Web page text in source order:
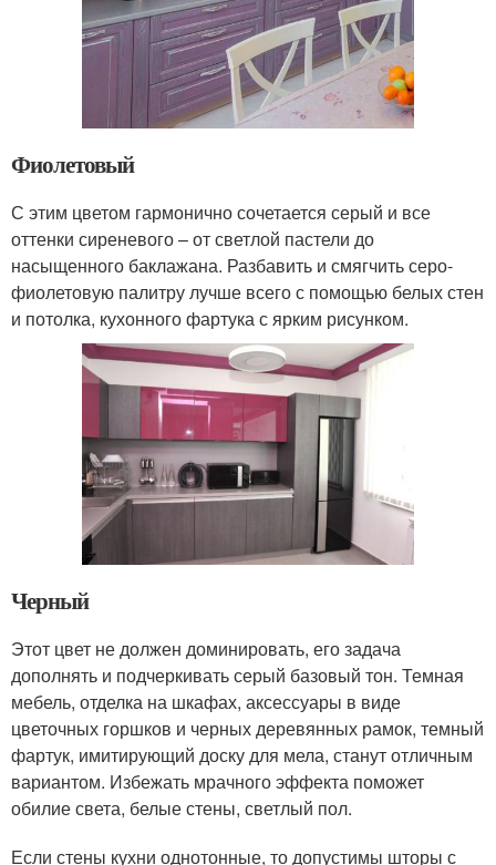
Фиолетовый
С этим цветом гармонично сочетается серый и все
оттенки сиреневого – от светлой пастели до
насыщенного баклажана. Разбавить и смягчить серо-
фиолетовую палитру лучше всего с помощью белых стен
и потолка, кухонного фартука с ярким рисунком.
Черный
Этот цвет не должен доминировать, его задача
дополнять и подчеркивать серый базовый тон. Темная
мебель, отделка на шкафах, аксессуары в виде
цветочных горшков и черных деревянных рамок, темный
фартук, имитирующий доску для мела, станут отличным
вариантом. Избежать мрачного эффекта поможет
обилие света, белые стены, светлый пол.
Если стены кухни однотонные, то допустимы шторы с